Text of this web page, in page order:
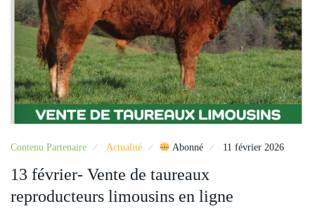
Contenu Partenaire Actualité Abonné 11 février 2026
13 février- Vente de taureaux
reproducteurs limousins en ligne